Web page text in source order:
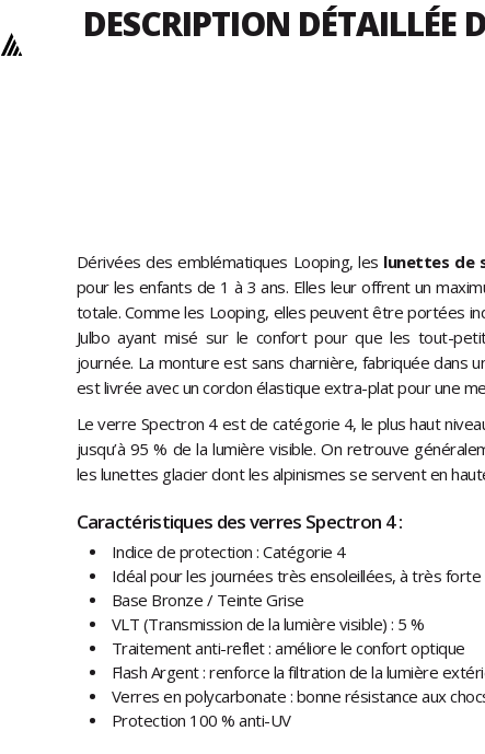
DESCRIPTION DÉTAILLÉE
Dérivées des emblématiques Looping, les lunettes de
pour les enfants de 1 à 3 ans. Elles leur offrent un
totale. Comme les Looping, elles peuvent être portées
Julbo ayant misé sur le confort pour que les tout-
journée. La monture est sans charnière, fabriquée dans
est livrée avec un cordon élastique extra-plat pour une
Le verre Spectron 4 est de catégorie 4, le plus haut
jusqu’à 95 % de la lumière visible. On retrouve
les lunettes glacier dont les alpinismes se servent en
Caractéristiques des verres Spectron 4 :
Indice de protection : Catégorie 4
Idéal pour les journées très ensoleillées, à très forte
Base Bronze / Teinte Grise
VLT (Transmission de la lumière visible) : 5 %
Traitement anti-reflet : améliore le confort optique
Flash Argent : renforce la filtration de la lumière
Verres en polycarbonate : bonne résistance aux
Protection 100 % anti-UV